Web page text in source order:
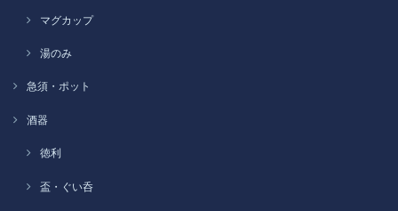
マグカップ
湯のみ
急須・ポット
酒器
徳利
盃・ぐい呑